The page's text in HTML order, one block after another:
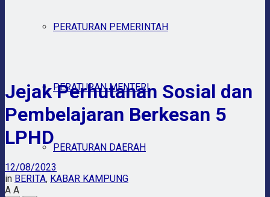
PERATURAN PEMERINTAH
PERATURAN MENTERI
PERATURAN DAERAH
Jejak Perhutanan Sosial dan
Pembelajaran Berkesan 5
LPHD
12/08/2023
in BERITA, KABAR KAMPUNG
A A